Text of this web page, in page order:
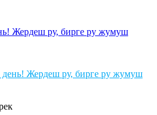
Жердеш ру, бирге ру жумуш